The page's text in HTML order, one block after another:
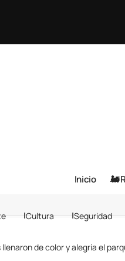
Inicio 🚂
Cultura Seguridad
de color y alegría el parque